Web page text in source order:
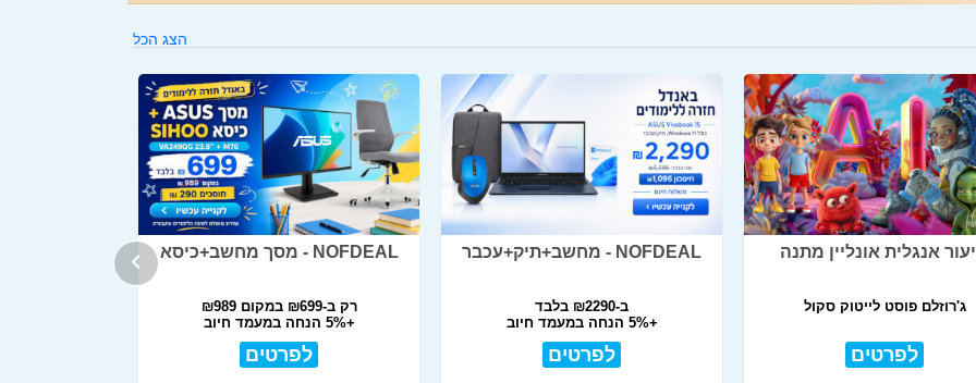
הצג הכל
NOFDEAL - מסך מחשב+כיסא
רק ב-₪699 במקום ₪989
+5% הנחה במעמד חיוב
לפרטים
NOFDEAL - מחשב+תיק+עכבר
ב-₪2290 בלבד
+5% הנחה במעמד חיוב
לפרטים
אנגלית אונליין מתנה
ג'רוזלם פוסט לייטוק סקול
לפרטים